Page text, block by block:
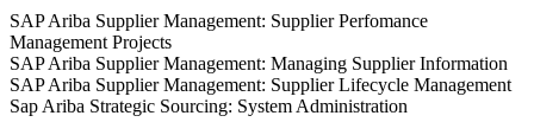
SAP Ariba Supplier Management: Supplier Perfomance
Management Projects
SAP Ariba Supplier Management: Managing Supplier Information
SAP Ariba Supplier Management: Supplier Lifecycle Management
Sap Ariba Strategic Sourcing: System Administration